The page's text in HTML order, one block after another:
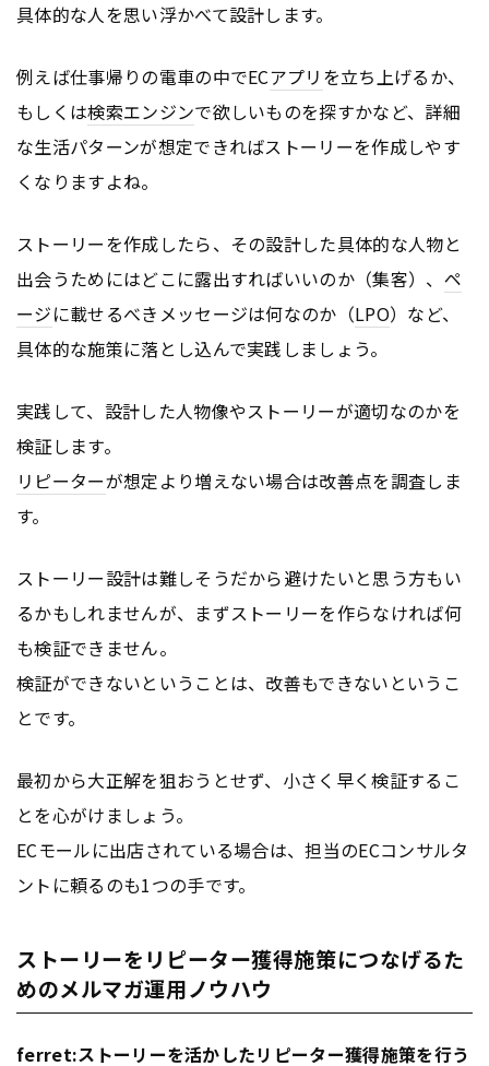
具体的な人を思い浮かべて設計します。
例えば仕事帰りの電車の中でECアプリ を立ち上げるか、
もしくは検索エンジンで欲しいものを探すかなど、詳細
な生活パターンが想定できればストーリーを作成しやす
くなりますよね。
ストーリーを作成したら、その設計した具体的な人物と
出会うためにはどこに露出すればいいのか（集客）、 ペ
ージに載せるべきメッセージは何なのか（LPO）など、
具体的な施策に落とし込んで実践しましょう。
実践して、設計した人物像やストーリーが適切なのかを
検証します。
リピーターが想定より増えない場合は改善点を調査しま
す。
ストーリー設計は難しそうだから避けたいと思う方もい
るかもしれませんが、まずストーリーを作らなければ何
も検証できません。
検証ができないということは、改善もできないというこ
とです。
最初から大正解を狙おうとせず、小さく早く検証するこ
とを心がけましょう。
ECモールに出店されている場合は、担当のECコンサルタ
ントに頼るのも1つの手です。
ストーリーをリピーター獲得施策につなげるた
めのメルマガ運用ノウハウ
ferret:ストーリーを活かしたリピーター獲得施策を行う